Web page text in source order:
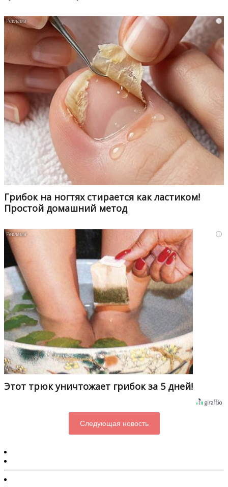
i
Грибок на ногтях стирается как ластиком!
Простой домашний метод
i
Этот трюк уничтожает грибок за 5 дней!
Следующая новость